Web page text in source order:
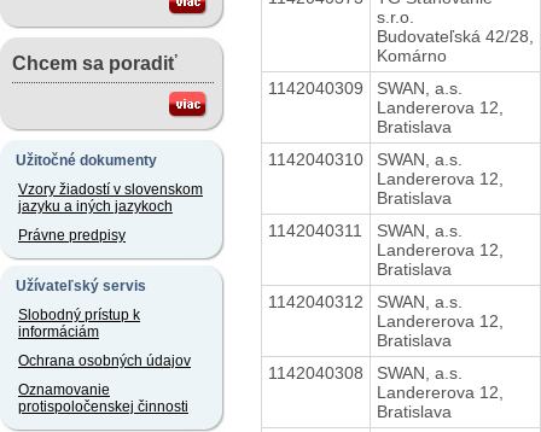
Chcem sa poradiť
Užitočné dokumenty
Vzory žiadostí v slovenskom
jazyku a iných jazykoch
Právne predpisy
Užívateľský servis
Slobodný prístup k
informáciám
Ochrana osobných údajov
Oznamovanie
protispoločenskej činnosti
s.r.o.
Budovateľská 42/28,
Komárno
1142040309
SWAN, a.s.
Landererova 12,
Bratislava
1142040310
SWAN, a.s.
Landererova 12,
Bratislava
1142040311
SWAN, a.s.
Landererova 12,
Bratislava
1142040312
SWAN, a.s.
Landererova 12,
Bratislava
1142040308
SWAN, a.s.
Landererova 12,
Bratislava